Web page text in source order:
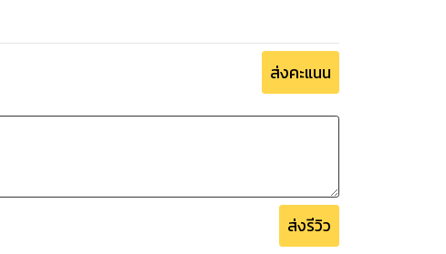
ส่งคะแนน
ส่งรีวิว